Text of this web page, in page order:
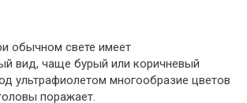
обычном свете имеет
вид, чаще бурый или коричневый
ультрафиолетом многообразие цветов
поражает.